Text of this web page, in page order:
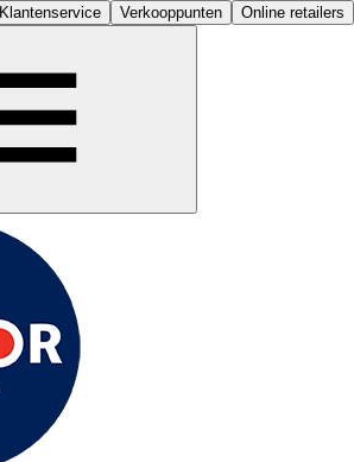
Klantenservice Verkooppunten Online retailers